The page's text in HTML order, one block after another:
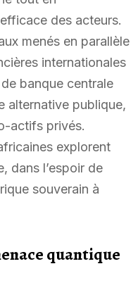
des acteurs.
menés en parallèle
internationales
banque centrale
alternative publique,
actifs privés.
explorent
dans l’espoir de
souverain à
quantique